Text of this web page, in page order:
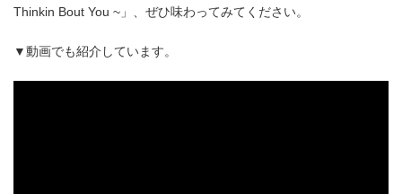
Thinkin Bout You ~」、ぜひ味わってみてください。
▼動画でも紹介しています。